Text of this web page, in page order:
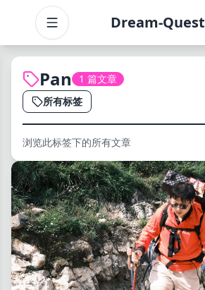
Toggle menu Dream-Quest
Pan
1 篇文章
所有标签
浏览此标签下的所有文章